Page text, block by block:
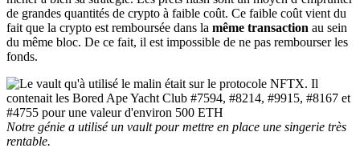
de grandes quantités de crypto à faible coût. Ce faible coût vient du
fait que la crypto est remboursée dans la même transaction au sein
du même bloc. De ce fait, il est impossible de ne pas rembourser les
fonds.
Notre génie a utilisé un vault pour mettre en place une singerie très
rentable.